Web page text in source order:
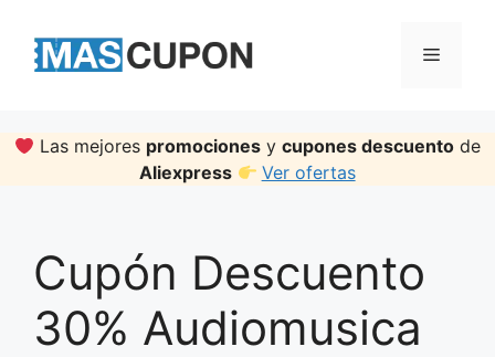
content
Menu
Las mejores promociones ycupones descuento de
Aliexpress
Ver ofertas
Cupón Descuento
30% Audiomusica